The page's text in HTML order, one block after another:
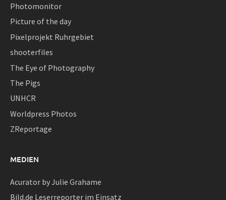
Photomonitor
Picture of the day
Pixelprojekt Ruhrgebiet
shooterfiles
The Eye of Photography
The Pigs
UNHCR
Worldpress Photos
ZReportage
MEDIEN
Acurator by Julie Grahame
Bild.de Leserreporter im Einsatz